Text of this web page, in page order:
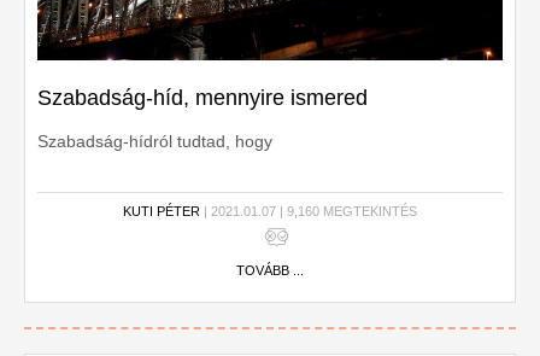
Szabadság-híd, mennyire ismered
Szabadság-hídról tudtad, hogy
KUTI PÉTER | 2021.01.07 | 9,160 MEGTEKINTÉS
TOVÁBB ...